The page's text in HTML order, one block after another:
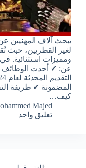
يبحث آلاف المهنيين
لغير القطريين، حيث
ومميزات استثنائية.
عن: ✔ أحدث الوظائف
المضمونة ✔ طريقة
كيف…
Majed
تعليق واحد